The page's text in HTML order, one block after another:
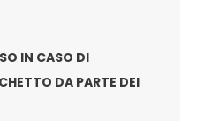
IN CASO DI
DA PARTE DEI